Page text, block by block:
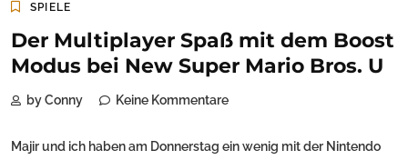
SPIELE
Der Multiplayer Spaß mit dem Boost
Modus bei New Super Mario Bros. U
by Conny Keine Kommentare
Majir und ich haben am Donnerstag ein wenig mit der Nintendo